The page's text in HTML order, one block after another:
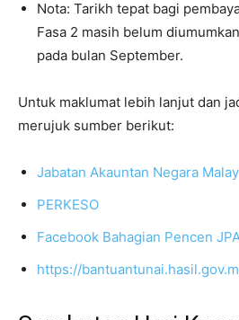
Nota: Tarikh tepat bagi
Fasa 2 masih belum
pada bulan September.
Untuk maklumat lebih lanjut dan
merujuk sumber berikut:
Jabatan Akauntan Negara
PERKESO
Facebook Bahagian Pencen
https://